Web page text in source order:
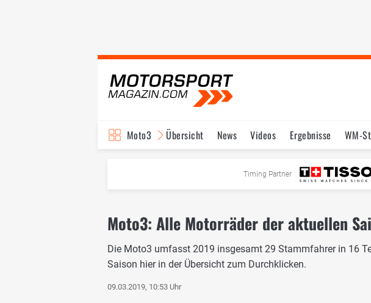
Moto3 Übersicht News Videos Ergebnisse WM-
Timing Partner
Moto3: Alle Motorräder der aktuellen
Die Moto3 umfasst 2019 insgesamt 29 Stammfahrer in 16
Saison hier in der Übersicht zum Durchklicken.
09.03.2019, 10:53 Uhr